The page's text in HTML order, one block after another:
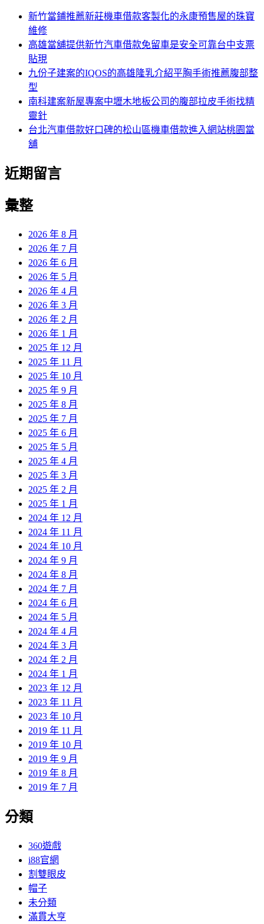
新竹當鋪推薦新莊機車借款客製化的永康預售屋的珠寶
維修
高雄當舖提供新竹汽車借款免留車是安全可靠台中支票
貼現
九份子建案的IQOS的高雄隆乳介紹平胸手術推薦腹部整
型
南科建案新屋專案中壢木地板公司的腹部拉皮手術找精
靈針
台北汽車借款好口碑的松山區機車借款進入網站桃園當
舖
近期留言
彙整
2026 年 8 月
2026 年 7 月
2026 年 6 月
2026 年 5 月
2026 年 4 月
2026 年 3 月
2026 年 2 月
2026 年 1 月
2025 年 12 月
2025 年 11 月
2025 年 10 月
2025 年 9 月
2025 年 8 月
2025 年 7 月
2025 年 6 月
2025 年 5 月
2025 年 4 月
2025 年 3 月
2025 年 2 月
2025 年 1 月
2024 年 12 月
2024 年 11 月
2024 年 10 月
2024 年 9 月
2024 年 8 月
2024 年 7 月
2024 年 6 月
2024 年 5 月
2024 年 4 月
2024 年 3 月
2024 年 2 月
2024 年 1 月
2023 年 12 月
2023 年 11 月
2023 年 10 月
2019 年 11 月
2019 年 10 月
2019 年 9 月
2019 年 8 月
2019 年 7 月
分類
360遊戲
i88官網
割雙眼皮
帽子
未分類
滿貫大亨